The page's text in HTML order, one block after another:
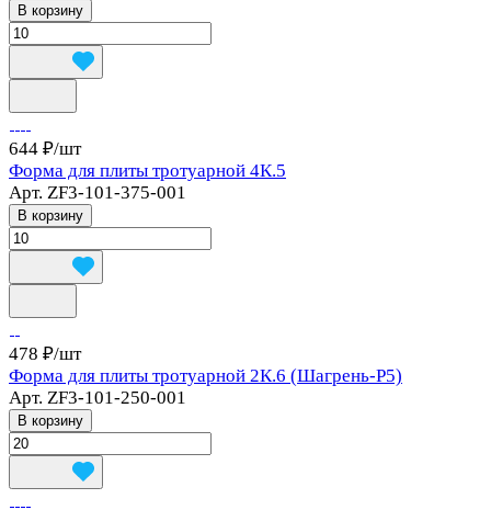
В корзину
644 ₽/шт
Форма для плиты тротуарной 4К.5
Арт. ZF3-101-375-001
В корзину
478 ₽/шт
Форма для плиты тротуарной 2К.6 (Шагрень-Р5)
Арт. ZF3-101-250-001
В корзину